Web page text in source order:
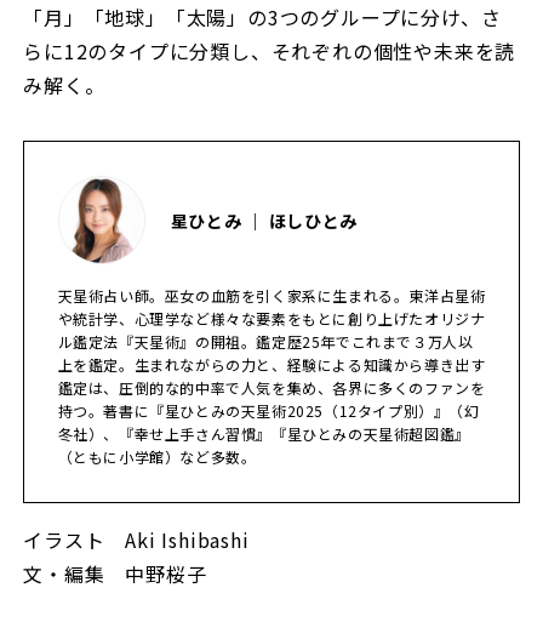
「月」「地球」「太陽」の3つのグループに分け、さ
らに12のタイプに分類し、それぞれの個性や未来を読
み解く。
星ひとみ ｜ ほしひとみ
天星術占い師。巫女の血筋を引く家系に生まれる。東洋占星術
や統計学、心理学など様々な要素をもとに創り上げたオリジナ
ル鑑定法『天星術』の開祖。鑑定歴25年でこれまで３万人以
上を鑑定。生まれながらの力と、経験による知識から導き出す
鑑定は、圧倒的な的中率で人気を集め、各界に多くのファンを
持つ。著書に『星ひとみの天星術2025（12タイプ別）』（幻
冬社）、『幸せ上手さん習慣』『星ひとみの天星術超図鑑』
（ともに小学館）など多数。
イラスト Aki Ishibashi
文・編集 中野桜子